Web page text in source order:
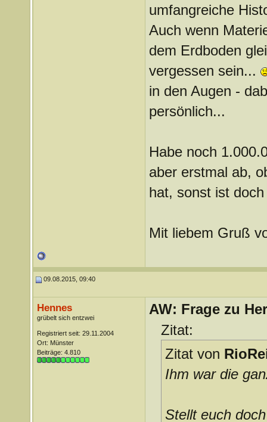
umfangreiche
Auch wenn
dem Erdboden
vergessen sein...
in den Augen -
persönlich...
Habe noch
aber erstmal ab,
hat, sonst ist
Mit liebem Gruß
09.08.2015, 09:40
Hennes
grübelt sich entzwei
Registriert seit: 29.11.2004
Ort: Münster
Beiträge: 4.810
AW: Frage zu
Zitat:
Zitat von
Ihm war die
Stellt euch